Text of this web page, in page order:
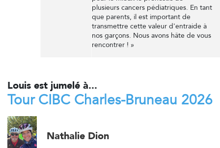
plusieurs cancers pédiatriques. En tant
que parents, il est important de
transmettre cette valeur d'entraide à
nos garçons. Nous avons hâte de vous
rencontrer ! »
Louis est jumelé à...
Tour CIBC Charles-Bruneau 2026
Nathalie Dion